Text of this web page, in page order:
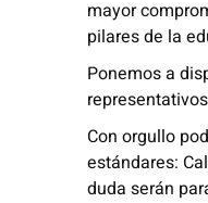
mayor
pilares de la
Ponemos a
Con orgullo
estándares:
duda serán